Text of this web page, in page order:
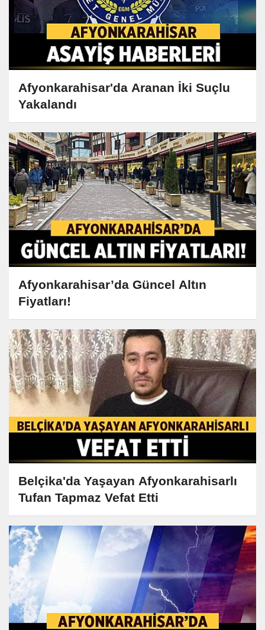
Afyonkarahisar'da Aranan İki Suçlu
Yakalandı
Afyonkarahisar’da Güncel Altın
Fiyatları!
Belçika'da Yaşayan Afyonkarahisarlı
Tufan Tapmaz Vefat Etti